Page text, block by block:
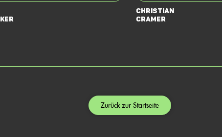
Christian
Cramer
Zurück zur Startseite